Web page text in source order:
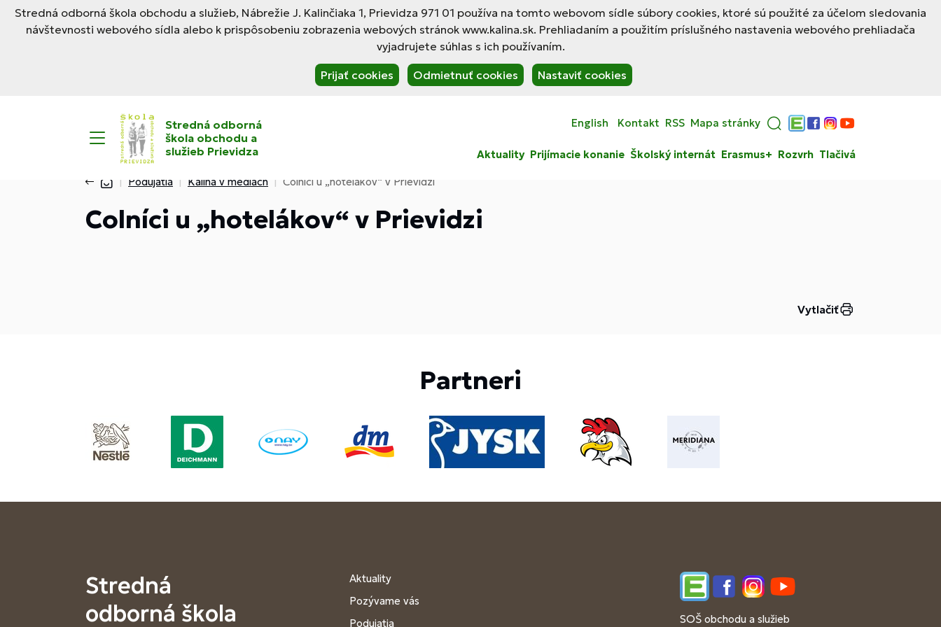
Stredná odborná škola obchodu a služieb, Nábrežie J. Kalinčiaka 1, Prievidza 971 01 používa na tomto webovom sídle súbory cookies, ktoré sú použité za účelom sledovania
návštevnosti webového sídla alebo k prispôsobeniu zobrazenia webových stránok www.kalina.sk. Prehliadaním a použitím príslušného nastavenia webového prehliadača
vyjadrujete súhlas s ich používaním.
Prijať cookies Odmietnuť cookies Nastaviť cookies
Stredná odborná
škola obchodu a
služieb Prievidza
English Kontakt RSS Mapa stránky
Edupage
Facebook
Instagram
YouTube
Aktuality Prijímacie konanie Školský internát Erasmus+ Rozvrh Tlačivá
Podujatia Kalina v médiách Colníci u „hotelákov“ v Prievidzi
Colníci u „hotelákov“ v Prievidzi
Vytlačiť
Partneri
Stredná
odborná škola
Aktuality
Pozývame vás
Podujatia
EdupageFacebookInstagramYouTube
SOŠ obchodu a služieb